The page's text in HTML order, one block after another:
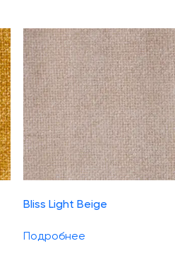
Bliss Light Beige
Подробнее